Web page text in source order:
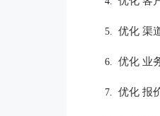
5. 优化 渠
6. 优化 业
7. 优化 报